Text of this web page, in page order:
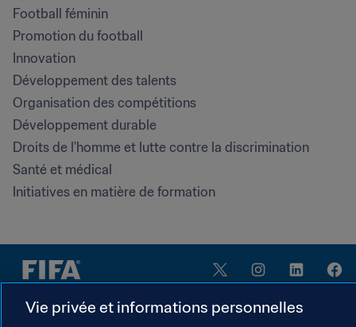
Football féminin
Promotion du football
Innovation
Développement des talents
Organisation des compétitions
Développement durable
Droits de l'homme et lutte contre la discrimination
Santé et médical
Initiatives en matière de formation
Vie privée et informations personnelles